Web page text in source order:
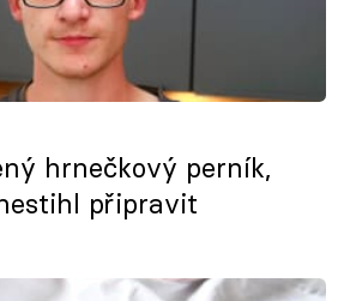
hrnečkový perník,
připravit